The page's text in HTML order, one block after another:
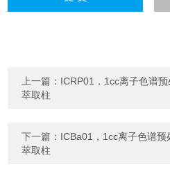
上一篇： ICRP01，1cc离子色谱
萃取柱
下一篇： ICBa01，1cc离子色谱
萃取柱